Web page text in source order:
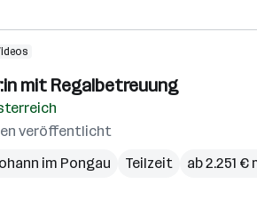
mit Regalbetreuung
veröffentlicht
im Pongau
Teilzeit ab 2.251